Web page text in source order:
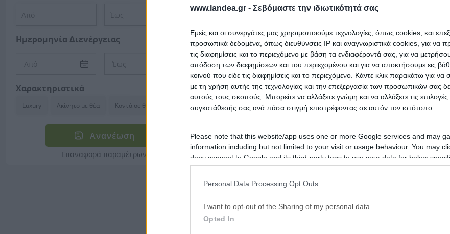
www.landea.gr - Σεβόμαστε την ιδιωτικότητά σας
Εμείς και οι συνεργάτες μας χρησιμοποιούμε τεχνολογίες, όπως cookies, και
προσωπικά δεδομένα, όπως διευθύνσεις IP και αναγνωριστικά cookies, για να
τις διαφημίσεις και το περιεχόμενο με βάση τα ενδιαφέροντά σας, για να
απόδοση των διαφημίσεων και του περιεχομένου και για να αποκτήσουμε εις
κοινού που είδε τις διαφημίσεις και το περιεχόμενο. Κάντε κλικ παρακάτω για
με τη χρήση αυτής της τεχνολογίας και την επεξεργασία των προσωπικών σας
αυτούς τους σκοπούς. Μπορείτε να αλλάξετε γνώμη και να αλλάξετε τις επιλογές
συγκατάθεσής σας ανά πάσα στιγμή επιστρέφοντας σε αυτόν τον ιστότοπο.
Please note that this website/app uses one or more Google services and may
information including but not limited to your visit or usage behaviour. You may
deny consent to Google and its third-party tags to use your data for below
in below Google consent section.
Personal Data Processing Opt Outs
I want to opt-out of the Sharing of my personal data.
Opted In
Ημερομηνία Διενέργειας
Χαρακτηριστικά
Luxury Ακίνητο με θέα Κοντά σε θάλασσα
Ανανέωση
Επαναφορά παραμέτρων
Αγροτεμάχιο 8.165 τ.μ.
Θέση Καμάρα ή Γορτυνίας Τέρμα,
eAuction
Αγροτεμάχιο 4.500 τ.μ.
eAuction
Αγροτεμάχιο 4.713 τ.μ.
Θέση Λάσια, Άστρος, Νομός Αρκαδίας